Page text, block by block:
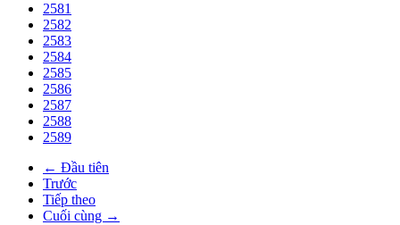
2581
2582
2583
2584
2585
2586
2587
2588
2589
← Đầu tiên
Trước
Tiếp theo
Cuối cùng →